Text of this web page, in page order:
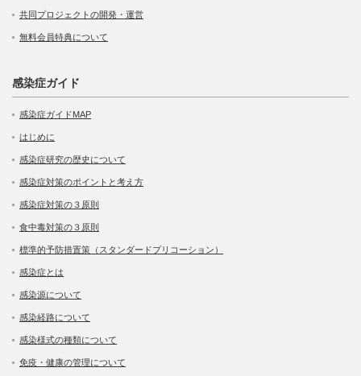
共同プロジェクトの開発・運営
無料会員特典について
感染症ガイド
感染症ガイドMAP
はじめに
感染症研究の歴史について
感染症対策のポイントと考え方
感染症対策の３原則
食中毒対策の３原則
標準的予防措置策（スタンダードプリコーション）
感染症とは
感染源について
感染経路について
感染様式の種類について
免疫・健康の管理について